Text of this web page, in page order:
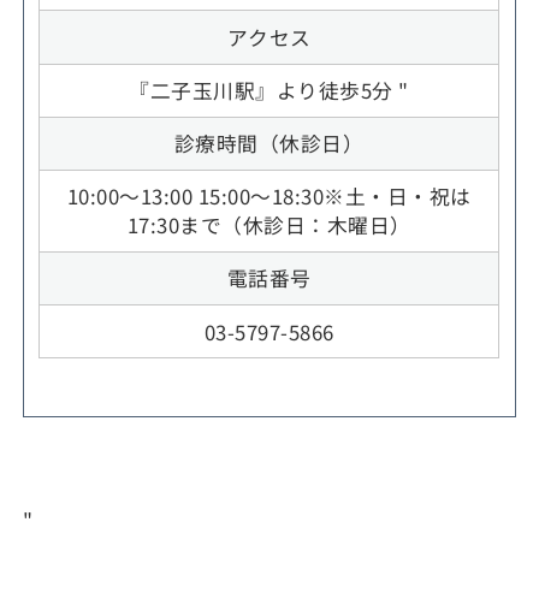
アクセス
『二子玉川駅』より徒歩5分 "
診療時間（休診日）
10:00～13:00 15:00～18:30※土・日・祝は
17:30まで（休診日：木曜日）
電話番号
03-5797-5866
"